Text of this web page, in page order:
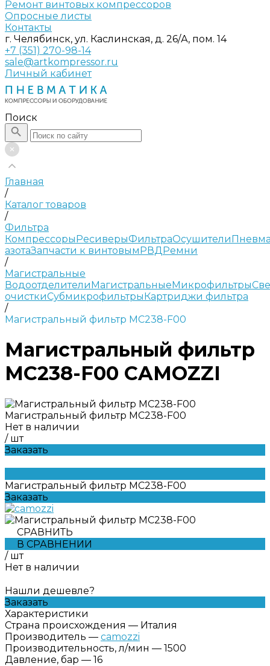
Ремонт винтовых компрессоров
Опросные листы
Контакты
г. Челябинск, ул. Каслинская, д. 26/А, пом. 14
+7 (351) 270-98-14
sale@artkompressor.ru
Личный кабинет
Поиск
Главная
/
Каталог товаров
/
Фильтра
КомпрессорыРесиверыФильтраОсушители
азотаЗапчасти к винтовымРВДРемни
/
Магистральные
ВодоотделителиМагистральныеМикрофильтры
очисткиСубмикрофильтрыКартриджи фильтра
/
Магистральный фильтр MC238-F00
Магистральный фильтр
MC238-F00 CAMOZZI
Магистральный фильтр MC238-F00
Нет в наличии
/ шт
Заказать
Магистральный фильтр MC238-F00
Заказать
СРАВНИТЬ
В СРАВНЕНИИ
/ шт
Нет в наличии
Нашли дешевле?
Заказать
Характеристики
Страна происхождения — Италия
Производитель — camozzi
Производительность, л/мин — 1500
Давление, бар — 16